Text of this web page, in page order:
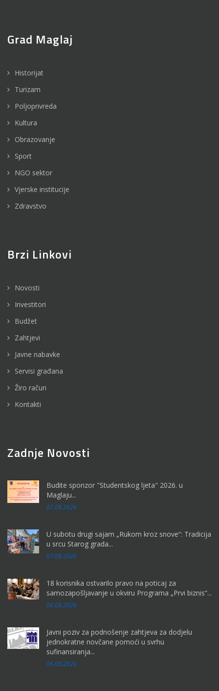
Grad Maglaj
Historijat
Turizam
Poljoprivreda
Kultura
Obrazovanje
Sport
NGO sektor
Vjerske institucije
Zdravstvo
Brzi Linkovi
Novosti
Investitori
Budžet
Zahtjevi
Javne nabavke
Servisi građana
Žiro račun
Kontakti
Zadnje Novosti
Budite sponzor "Studentskog ljeta" 2026. u
Maglaju...
07.08.2026
U subotu drugi sajam „Rukom kroz snove“: Tradicija
u srcu Starog grada...
07.08.2026
18 korisnika ostvarilo pravo na poticaj za
samozapošljavanje u okviru Programa „Prvi biznis“...
06.08.2026
Javni poziv za podnošenje zahtjeva za dodjelu
jednokratne novčane pomoći u svrhu
sufinansiranja...
06.08.2026